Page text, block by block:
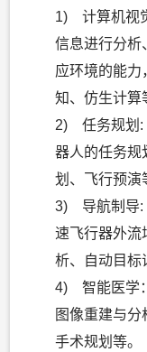
1) 计算机视
信息进行分析
应环境的能力
知、仿生计算
2) 任务规划:
器人的任务规
划、飞行预演
3) 导航制导:
速飞行器外流
析、自动目标
4) 智能医学
图像重建与
手术规划等。